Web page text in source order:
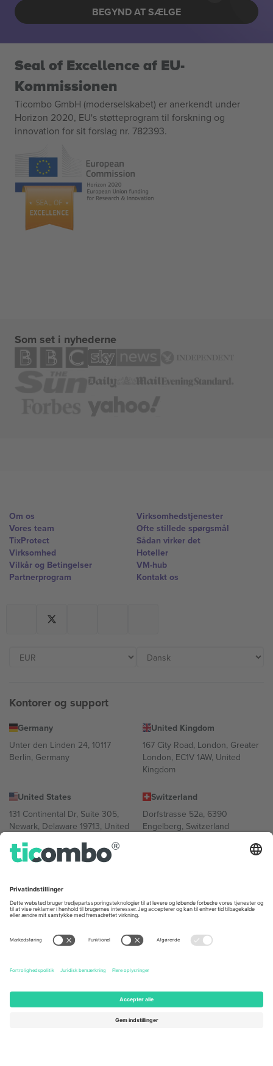
BEGYND AT SÆLGE
Seal of Excellence af EU-
Kommissionen
Ticombo GmbH (moderselskabet) er anerkendt under
Horizon 2020, EU's støtteprogram til forskning og
innovation for sit forslag nr. 782393.
Som set i nyhederne
Om os
Vores team
TixProtect
Virksomhed
Vilkår og Betingelser
Partnerprogram
Virksomhedstjenester
Ofte stillede spørgsmål
Sådan virker det
Hoteller
VM-hub
Kontakt os
Kontorer og support
Germany
Unter den Linden 24, 10117
Berlin, Germany
United Kingdom
167 City Road, London, Greater
London, EC1V 1AW, United
Kingdom
United States
131 Continental Dr, Suite 305,
Newark, Delaware 19713, United
Switzerland
Dorfstrasse 52a, 6390
Engelberg, Switzerland
Bulgaria
Totleben 53-55, 1606 Sofia,
Bulgaria
United Arab Emirates
Mexico
Ciudad de México, CDMX,
Mexico
Platformsudbyderens juridiske enhed kan variere afhængigt af
sted, begivenhed og/eller domæne. For detaljer se den specifikke